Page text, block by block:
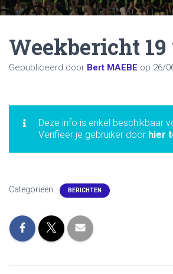
Weekbericht 19
Gepubliceerd door Bert MAEBE op 26/
Deze info is enkel beschikbaar
Verifieer je gebruiker door hier
Categorieën: BERICHTEN